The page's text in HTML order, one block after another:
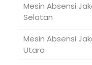
Mesin Absensi
Selatan
Mesin Absensi
Utara